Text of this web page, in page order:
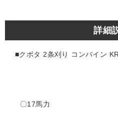
詳細
■クボタ 2条刈り コンバイン
〇17馬力